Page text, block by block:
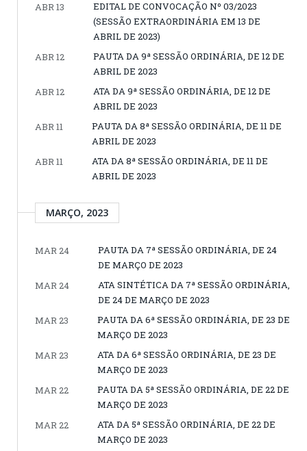
ABR 13
EDITAL DE CONVOCAÇÃO Nº 03/2023
(SESSÃO EXTRAORDINÁRIA EM 13 DE
ABRIL DE 2023)
ABR 12
PAUTA DA 9ª SESSÃO ORDINÁRIA, DE 12 DE
ABRIL DE 2023
ABR 12
ATA DA 9ª SESSÃO ORDINÁRIA, DE 12 DE
ABRIL DE 2023
ABR 11
PAUTA DA 8ª SESSÃO ORDINÁRIA, DE 11 DE
ABRIL DE 2023
ABR 11
ATA DA 8ª SESSÃO ORDINÁRIA, DE 11 DE
ABRIL DE 2023
MARÇO, 2023
MAR 24
PAUTA DA 7ª SESSÃO ORDINÁRIA, DE 24
DE MARÇO DE 2023
MAR 24
ATA SINTÉTICA DA 7ª SESSÃO ORDINÁRIA,
DE 24 DE MARÇO DE 2023
MAR 23
PAUTA DA 6ª SESSÃO ORDINÁRIA, DE 23 DE
MARÇO DE 2023
MAR 23
ATA DA 6ª SESSÃO ORDINÁRIA, DE 23 DE
MARÇO DE 2023
MAR 22
PAUTA DA 5ª SESSÃO ORDINÁRIA, DE 22 DE
MARÇO DE 2023
MAR 22
ATA DA 5ª SESSÃO ORDINÁRIA, DE 22 DE
MARÇO DE 2023